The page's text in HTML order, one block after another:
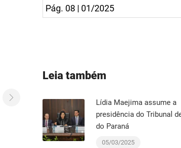
Pág. 08 | 01/2025
Leia também
Lídia Maejima assume a
presidência do Tribunal
do Paraná
05/03/2025